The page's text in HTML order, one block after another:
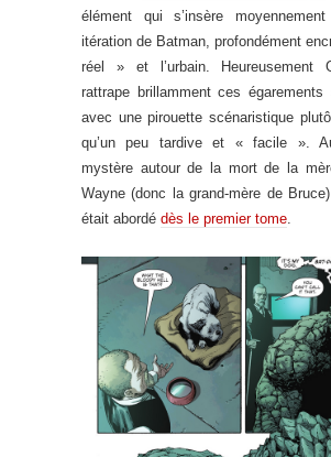
élément qui s’insère
itération de Batman, profondément
réel » et l’urbain. Heureusement
rattrape brillamment ces
avec une pirouette scénaristique
qu’un peu tardive et « facile ».
mystère autour de la mort de la
Wayne (donc la grand-mère de
était abordé dès le premier tome